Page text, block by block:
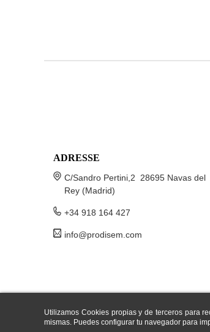
Utilizamos Cookies propias y de terceros para
mismas. Puedes configurar tu navegador para
ADRESSE
C/Sandro Pertini,2 28695 Navas del
Rey (Madrid)
+34 918 164 427
info@prodisem.com